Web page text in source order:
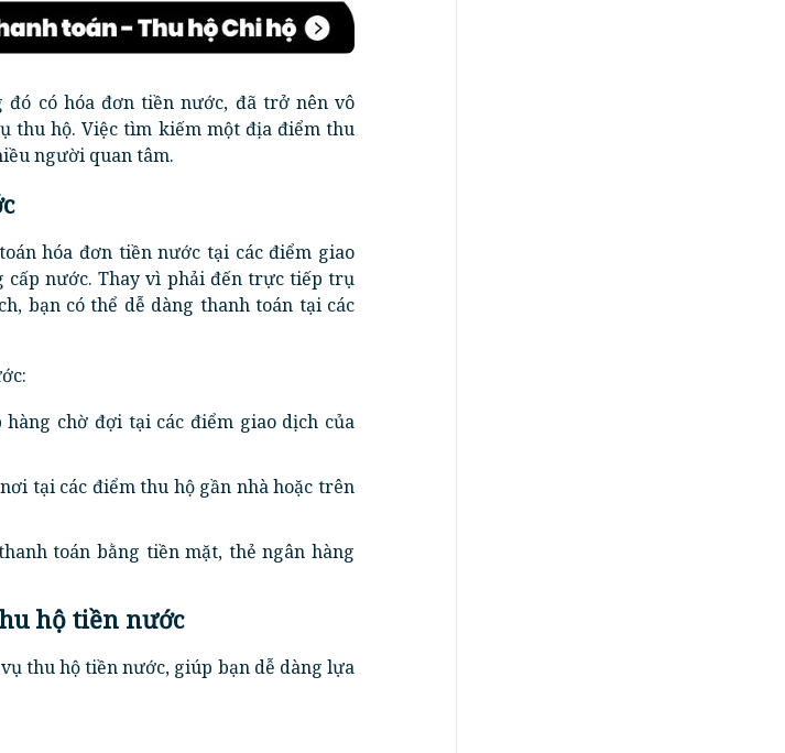
đó có hóa đơn tiền nước, đã trở nên vô
thu hộ. Việc tìm kiếm một địa điểm thu
người quan tâm.
hóa đơn tiền nước tại các điểm giao
cấp nước. Thay vì phải đến trực tiếp trụ
bạn có thể dễ dàng thanh toán tại các
hàng chờ đợi tại các điểm giao dịch của
tại các điểm thu hộ gần nhà hoặc trên
toán bằng tiền mặt, thẻ ngân hàng
hộ tiền nước
thu hộ tiền nước, giúp bạn dễ dàng lựa